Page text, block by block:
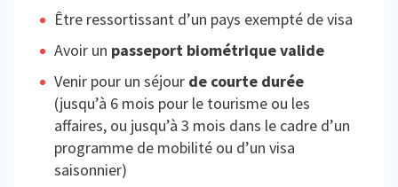
Être ressortissant d’un pays exempté de visa
Avoir un passeport biométrique valide
Venir pour un séjour de courte durée
(jusqu’à 6 mois pour le tourisme ou les
affaires, ou jusqu’à 3 mois dans le cadre d’un
programme de mobilité ou d’un visa
saisonnier)